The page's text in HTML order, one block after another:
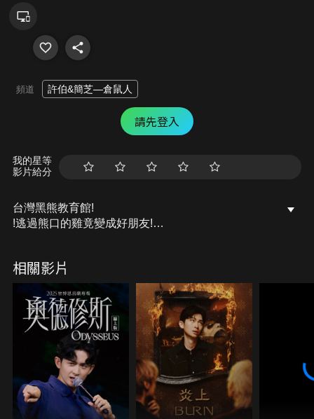
頻道 許伯&簡芝—倉鼠人
請先登入
我的星等
影片給分
台灣黑熊教育館!
!逃過熊口的雞竟變成好朋友!
相關影片